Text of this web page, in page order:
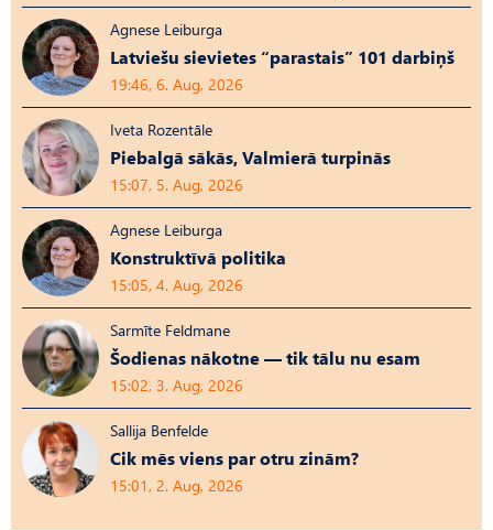
Agnese Leiburga
Latviešu sievietes “parastais” 101 darbiņš
19:46, 6. Aug, 2026
Iveta Rozentāle
Piebalgā sākās, Valmierā turpinās
15:07, 5. Aug, 2026
Agnese Leiburga
Konstruktīvā politika
15:05, 4. Aug, 2026
Sarmīte Feldmane
Šodienas nākotne — tik tālu nu esam
15:02, 3. Aug, 2026
Sallija Benfelde
Cik mēs viens par otru zinām?
15:01, 2. Aug, 2026